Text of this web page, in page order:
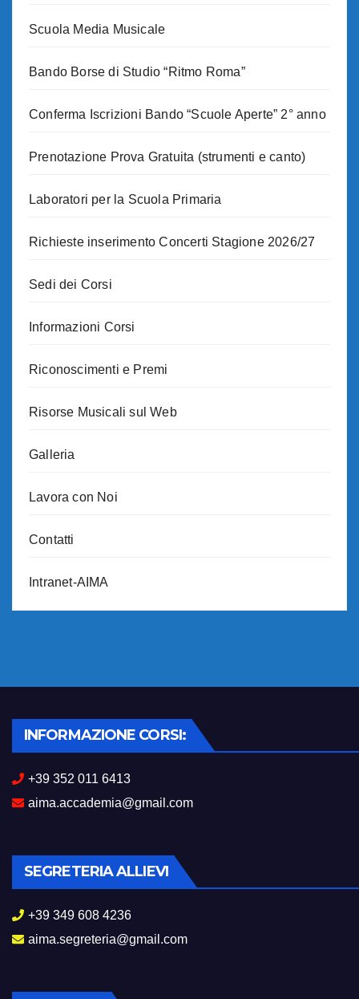
Scuola Media Musicale
Bando Borse di Studio “Ritmo Roma”
Conferma Iscrizioni Bando “Scuole Aperte” 2° anno
Prenotazione Prova Gratuita (strumenti e canto)
Laboratori per la Scuola Primaria
Richieste inserimento Concerti Stagione 2026/27
Sedi dei Corsi
Informazioni Corsi
Riconoscimenti e Premi
Risorse Musicali sul Web
Galleria
Lavora con Noi
Contatti
Intranet-AIMA
INFORMAZIONE CORSI:
+39 352 011 6413
aima.accademia@gmail.com
SEGRETERIA ALLIEVI
+39 349 608 4236
aima.segreteria@gmail.com